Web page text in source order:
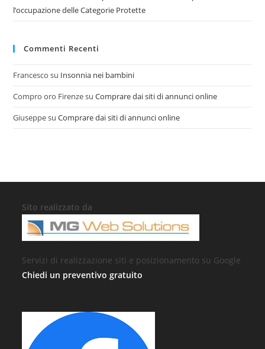
l’occupazione delle Categorie Protette
Commenti Recenti
Francesco su Insonnia nei bambini
Compro oro FirenzesuComprare dai siti di annunci online
GiuseppesuComprare dai siti di annunci online
Sito realizzato da
Servizi di realizzazione siti e posizionamento su Google
Chiedi un preventivo gratuito